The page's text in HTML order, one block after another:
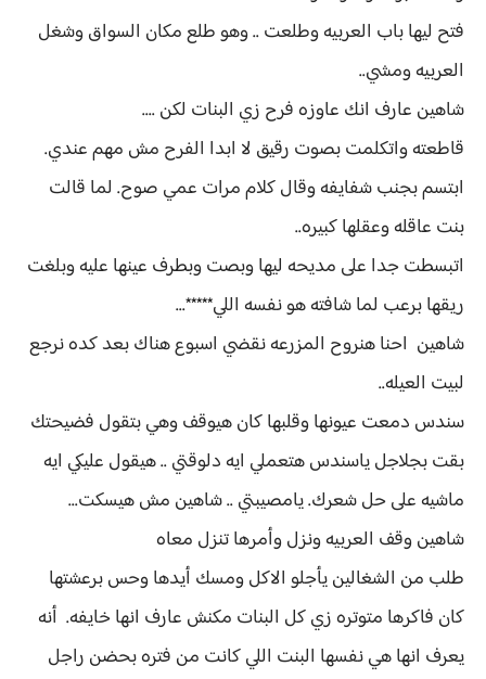
فتح ليها باب العربيه وطلعت .. وهو طلع مكان السواق وشغل
العربيه ومشي..
شاهين عارف انك عاوزه فرح زي البنات لكن ....
قاطعته واتكلمت بصوت رقيق لا ابدا الفرح مش مهم عندي.
ابتسم بجنب شفايفه وقال كلام مرات عمي صوح. لما قالت
بنت عاقله وعقلها كبيره..
اتبسطت جدا على مديحه ليها وبصت وبطرف عينها عليه وبلغت
ريقها برعب لما شافته هو نفسه اللي*****...
شاهين احنا هنروح المزرعه نقضي اسبوع هناك بعد كده نرجع
لبيت العيله..
سندس دمعت عيونها وقلبها كان هيوقف وهي بتقول فضيحتك
بقت بجلاجل ياسندس هتعملي ايه دلوقتي .. هيقول عليكي ايه
ماشيه على حل شعرك. يامصيبتي .. شاهين مش هيسكت...
شاهين وقف العربيه ونزل وأمرها تنزل معاه
طلب من الشغالين يأجلو الاكل ومسك أيدها وحس برعشتها
كان فاكرها متوتره زي كل البنات مكنش عارف انها خايفه. أنه
يعرف انها هي نفسها البنت اللي كانت من فتره بحضن راجل